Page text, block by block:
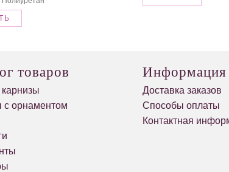
товаров
с орнаментом
Информация
Доставка заказов
Способы оплаты
Контактная